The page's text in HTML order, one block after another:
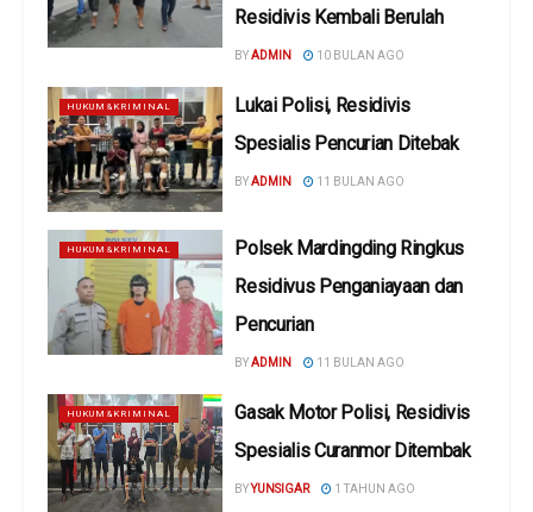
Residivis Kembali Berulah
BYADMIN 10 BULAN AGO
HUKUM&KRIMINAL
Lukai Polisi, Residivis
Spesialis Pencurian Ditebak
BYADMIN 11 BULAN AGO
HUKUM&KRIMINAL
Polsek Mardingding Ringkus
Residivus Penganiayaan dan
Pencurian
BYADMIN 11 BULAN AGO
HUKUM&KRIMINAL
Gasak Motor Polisi, Residivis
Spesialis Curanmor Ditembak
BYYUNSIGAR 1 TAHUN AGO